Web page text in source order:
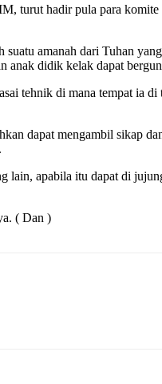
turut hadir pula para komite
amanah dari Tuhan
anak didik kelak dapat
tehnik di mana tempat ia
dapat mengambil sikap
lain, apabila itu dapat di
( Dan )